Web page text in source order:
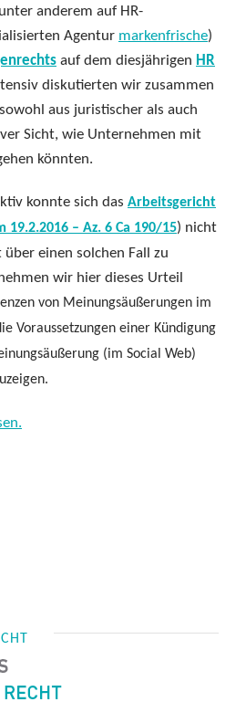
anderem auf HR-
Agentur markenfrische)
auf dem diesjährigen HR
diskutierten wir zusammen
aus juristischer als auch
Sicht, wie Unternehmen mit
könnten.
konnte sich das Arbeitsgericht
– Az. 6 Ca 190/15) nicht
über einen solchen Fall zu
wir hier dieses Urteil
von Meinungsäußerungen im
Voraussetzungen einer Kündigung
(im Social Web)